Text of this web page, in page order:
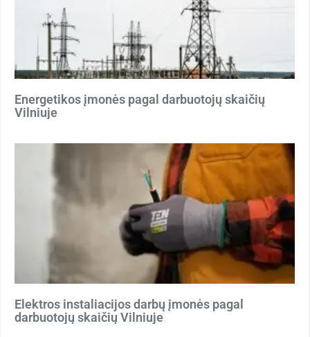
Energetikos įmonės pagal darbuotojų skaičių
Vilniuje
Elektros instaliacijos darbų įmonės pagal
darbuotojų skaičių Vilniuje